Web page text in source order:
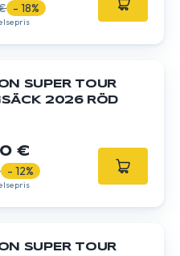
- 18%
SUPER TOUR
2026 RÖD
€
- 12%
SUPER TOUR